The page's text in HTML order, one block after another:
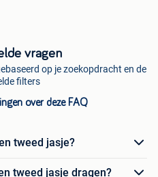
vragen
op je zoekopdracht en de
filters
over deze FAQ
tweed jasje?
tweed jasje dragen?